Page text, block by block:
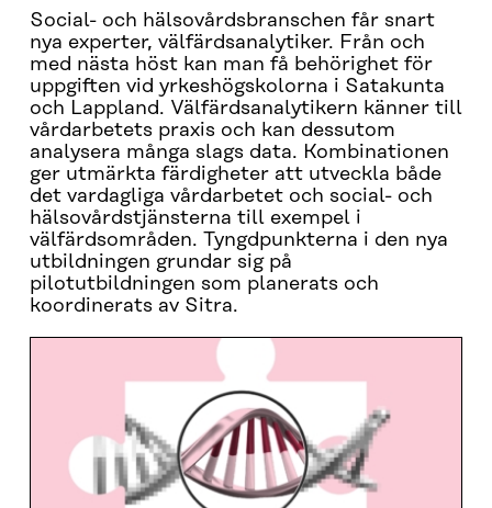
Social- och hälsovårdsbranschen får snart
nya experter, välfärdsanalytiker. Från och
med nästa höst kan man få behörighet för
uppgiften vid yrkeshögskolorna i Satakunta
och Lappland. Välfärdsanalytikern känner till
vårdarbetets praxis och kan dessutom
analysera många slags data. Kombinationen
ger utmärkta färdigheter att utveckla både
det vardagliga vårdarbetet och social- och
hälsovårdstjänsterna till exempel i
välfärdsområden. Tyngdpunkterna i den nya
utbildningen grundar sig på
pilotutbildningen som planerats och
koordinerats av Sitra.